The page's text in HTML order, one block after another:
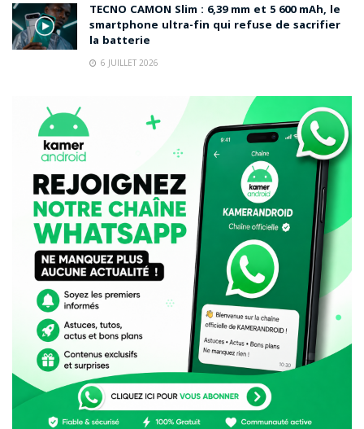
TECNO CAMON Slim : 6,39 mm et 5 600 mAh, le
smartphone ultra-fin qui refuse de sacrifier
la batterie
6 JUILLET 2026